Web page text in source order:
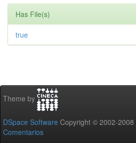
Has File(s)
true
Theme by
DSpace Software Copyright © 2002-2008
Comentarios